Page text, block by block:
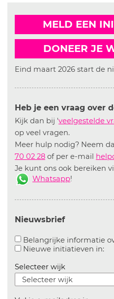
MELD EEN
DONEER JE
Eind maart 2026 start de
Heb je een vraag over
Kijk dan bij 'veelgestelde
op veel vragen.
Meer hulp nodig? Neem
70 02 28 of per e-mail
Je kunt ons ook bereiken
Whatsapp!
Nieuwsbrief
Belangrijke informatie
Nieuwe initiatieven in:
Selecteer wijk